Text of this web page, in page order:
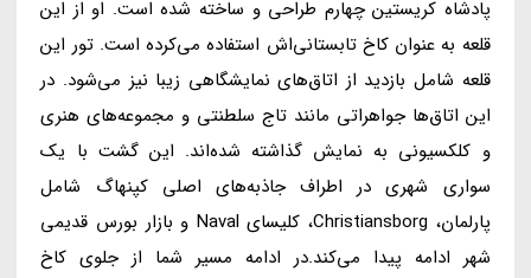
پادشاه کریستین چهارم طراحی و ساخته شده است. او از این
قلعه به عنوان کاخ تابستانی‌اش استفاده می‌کرده است. تور این
قلعه شامل بازدید از اتاق‌های نمایشگاهی زیبا نیز می‌شود. در
این اتاق‌ها جواهراتی مانند تاج سلطنتی و مجموعه‌های هنری
و کلکسیونی به نمایش گذاشته شده‌اند. این گشت با یک
سواری شهری در اطراف جاذبه‌های اصلی کپنهاگ شامل
پارلمان، Christiansborg، کلیسای Naval و بازار بورس قدیمی
شهر ادامه پیدا می‌کند.در ادامه مسیر شما از جلوی کاخ